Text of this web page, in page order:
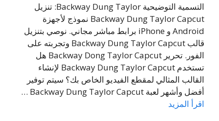
التسمية التوضيحية Backway Dung Taylor: تنزيل
Backway Dung Taylor Capcut نموذج لأجهزة
Android و iPhone برابط مباشر مجاني. نوصي بتنزيل
قالب Backway Dung Taylor Capcut وتجربته على
الفور. تحرير Backway Dong Taylor Capcut هل
تستخدم Backway Dung Taylor Capcut لإنشاء
القالب المثالي لمقطع الفيديو الخاص بك؟ سيتم توفير
أفضل وأشهر لعبة Backway Dung Taylor Capcut …
اقرأ المزيد